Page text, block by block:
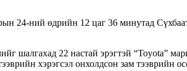
24-ний өдрийн 12 цаг 36 минутад
шалгахад 22 настай эрэгтэй “Toyota”
хэрэгсэл онхолдсон зам тээврийн